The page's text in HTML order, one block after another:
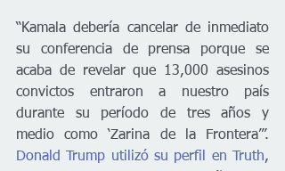
“Kamala debería cancelar de inmediato
su conferencia de prensa porque se
acaba de revelar que 13,000 asesinos
convictos entraron a nuestro país
durante su período de tres años y
Donald Trump utilizó su perfil en Truth,